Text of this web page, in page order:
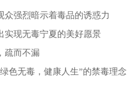
众强烈暗示着毒品的诱惑力
实现无毒宁夏的美好愿景
疏而不漏
色无毒，健康人生”的禁毒理念